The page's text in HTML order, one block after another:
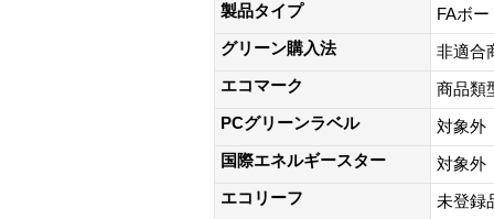
製品タイプ
FAボ
グリーン購入法
非適合
エコマーク
商品類
PCグリーンラベル
対象外
国際エネルギースター
対象外
エコリーフ
未登録